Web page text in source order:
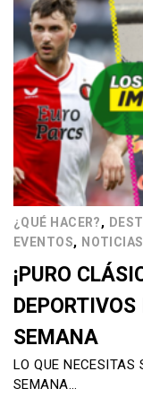
¿QUÉ HACER?,
EVENTOS, NOTICIAS
¡PURO
SEMANA
LO QUE NECESITAS
SEMANA…